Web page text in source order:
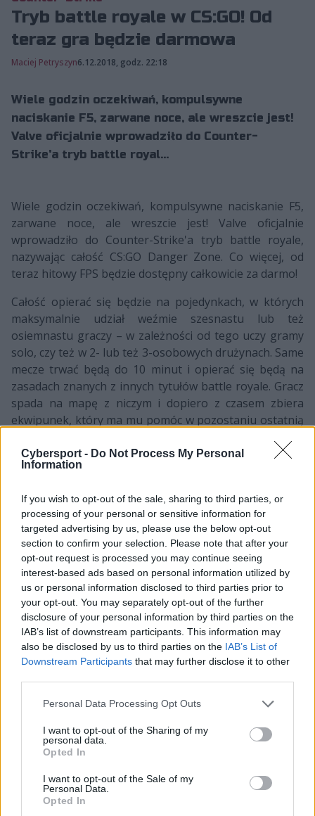
Cybersport - Do Not Process My Personal
Information
If you wish to opt-out of the sale, sharing to third parties, or
processing of your personal or sensitive information for
targeted advertising by us, please use the below opt-out
section to confirm your selection. Please note that after your
opt-out request is processed you may continue seeing
interest-based ads based on personal information utilized by
us or personal information disclosed to third parties prior to
your opt-out. You may separately opt-out of the further
disclosure of your personal information by third parties on the
IAB’s list of downstream participants. This information may
also be disclosed by us to third parties on the IAB’s List of
Downstream Participants that may further disclose it to other
Personal Data Processing Opt Outs
I want to opt-out of the Sharing of my
personal data.
Opted In
I want to opt-out of the Sale of my
Personal Data.
Opted In
Tryb battle royale w CS:GO! Od
teraz gra będzie darmowa
Maciej Petryszyn6.12.2018, godz. 22:18
Wiele godzin oczekiwań, kompulsywne
naciskanie F5, zarwane noce, ale wreszcie jest!
Valve oficjalnie wprowadziło do Counter-
Strike'a tryb battle royal...
Wiele godzin oczekiwań, kompulsywne naciskanie F5,
zarwane noce, ale wreszcie jest! Valve oficjalnie
wprowadziło do Counter-Strike'a tryb battle royale,
nazywając całość CS:GO Danger Zone. Co więcej, od
teraz hitowy FPS będzie dostępny całkowicie za darmo!
Całość opierać się będzie na pojedynkach, w których
maksymalnie udział weźmie szesnastu lub też
osiemnastu graczy – w zależności od tego uczy gramy
solo, czy też w 2- lub też 3-osobowych drużynach. Same
mecze trwać będą do 10 minut i opierać się będą na
zasadach znanych z innych tytułów battle royale. Gracz
spada na mapę z niczym i dopiero z czasem zbiera
ekwipunek, który ma mu pomóc w pozostaniu ostatnią
spotkania. Co ciekawe, dostępne w trybie Danger Zone
mają zachowywać się identycznie, jak ich odpowiedniki
Wraz z nadejściem nowego trybu Valve wprowadziło do
gry zupełnie nową, dedykowaną skrzynkę ze skinami, w
której znalazł się m.in. z dawna oczekiwany karabin AK-
47 Asimovi. W sumie na kontener składać się będzie
siedemnaście nowych skinów, a także noże Horizon.
Ponadto wszystkie osoby ze statusem Prime otrzymają
szczególny prezent – wystarczy zebrać w Danger Zone
250 punktów doświadczenia, by otrzymać pistolet
maszynowy MP5-SD ze skinem Lab Rats. Czas na to jest
jednak tylko do 9 stycznia 2019 roku.
aktualizacją prezentuje się następująco:
CSGO – Danger Zone:
battle royale opartą o model taktycznej rozgrywki
CS:GO